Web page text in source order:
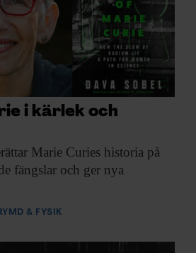
i kärlek och
Marie Curies historia på
fängslar och ger nya
& FYSIK